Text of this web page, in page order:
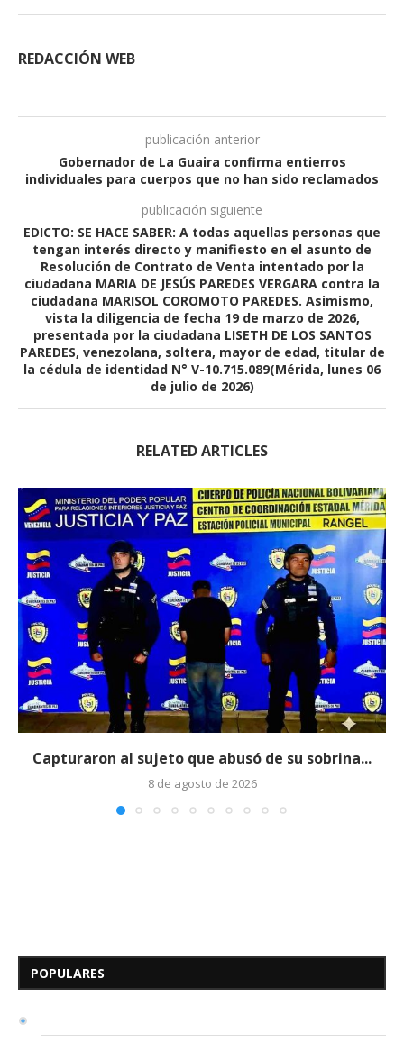
REDACCIÓN WEB
publicación anterior
Gobernador de La Guaira confirma entierros
individuales para cuerpos que no han sido reclamados
publicación siguiente
EDICTO: SE HACE SABER: A todas aquellas personas que
tengan interés directo y manifiesto en el asunto de
Resolución de Contrato de Venta intentado por la
ciudadana MARIA DE JESÚS PAREDES VERGARA contra la
ciudadana MARISOL COROMOTO PAREDES. Asimismo,
vista la diligencia de fecha 19 de marzo de 2026,
presentada por la ciudadana LISETH DE LOS SANTOS
PAREDES, venezolana, soltera, mayor de edad, titular de
la cédula de identidad N° V-10.715.089(Mérida, lunes 06
de julio de 2026)
RELATED ARTICLES
Capturaron al sujeto que abusó de su sobrina...
8 de agosto de 2026
POPULARESDesconocidos del...